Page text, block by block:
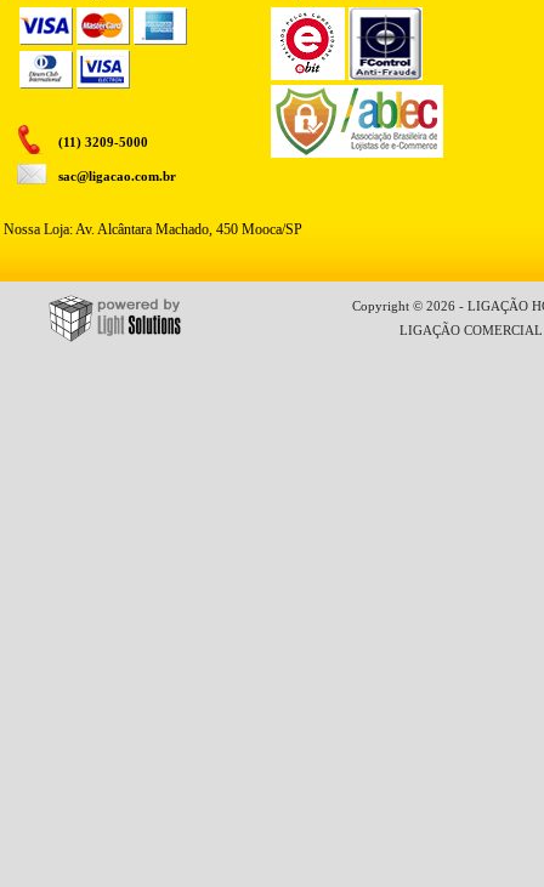
(11) 3209-5000
sac@ligacao.com.br
Nossa Loja: Av. Alcântara Machado, 450 Mooca/SP
Copyright © 2026 - LIGAÇÃO
LIGAÇÃO